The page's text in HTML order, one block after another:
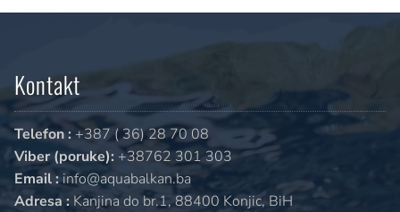
Kontakt
Telefon : +387 ( 36) 28 70 08
Viber (poruke): +38762 301 303
Email :info@aquabalkan.ba
Adresa : Kanjina do br.1, 88400 Konjic, BiH